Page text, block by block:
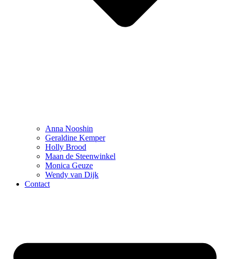
Anna Nooshin
Geraldine Kemper
Holly Brood
Maan de Steenwinkel
Monica Geuze
Wendy van Dijk
Contact